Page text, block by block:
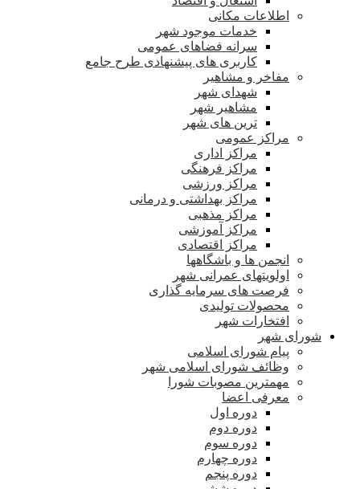
اطلاعات مکانی
خدمات موجود شهر
سرانه فضاهای عمومی
کاربری های پیشنهادی طرح جامع
مفاخر و مشاهیر
شهدای شهر
مشاهیر شهر
ترین های شهر
مراکز عمومی
مراکز اداری
مراکز فرهنگی
مراکز ورزشی
مراکز بهداشتی و درمانی
مراکز مذهبی
مراکز آموزشی
مراکز اقتصادی
انجمن ها و باشگاهها
اولویتهای عمرانی شهر
فرصت های سرمایه گذاری
محصولات تولیدی
افتخارات شهر
شورای شهر
پیام شورای اسلامی
وظائف شورای اسلامی شهر
مهمترین مصوبات شورا
معرفی اعضا
دوره اول
دوره دوم
دوره سوم
دوره چهارم
دوره پنجم